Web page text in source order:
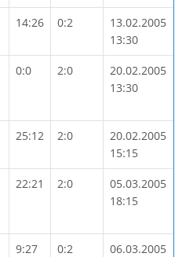
14:26 0:2
13.02.2005
13:30
0:0 2:0
20.02.2005
13:30
25:12 2:0
20.02.2005
15:15
22:21 2:0
05.03.2005
18:15
9:27 0:2
06.03.2005